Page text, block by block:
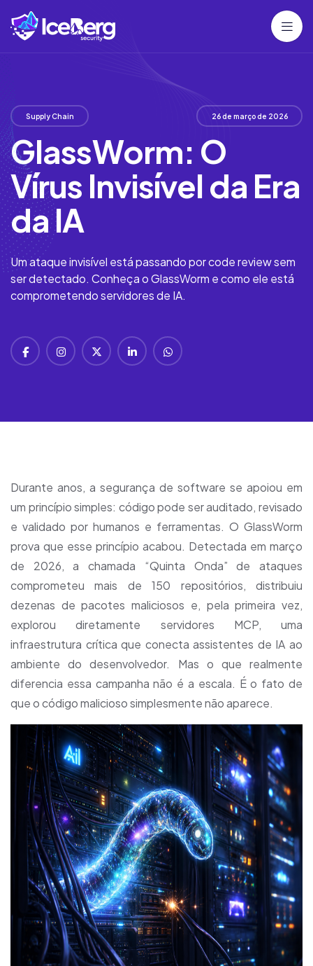
Supply Chain 26 de março de 2026
GlassWorm: O
Vírus Invisível da Era
da IA
Um ataque invisível está passando por code review sem
ser detectado. Conheça o GlassWorm e como ele está
comprometendo servidores de IA.
Durante anos, a segurança de software se apoiou em
um princípio simples: código pode ser auditado, revisado
e validado por humanos e ferramentas. O GlassWorm
prova que esse princípio acabou. Detectada em março
de 2026, a chamada “Quinta Onda” de ataques
comprometeu mais de 150 repositórios, distribuiu
dezenas de pacotes maliciosos e, pela primeira vez,
explorou diretamente servidores MCP, uma
infraestrutura crítica que conecta assistentes de IA ao
ambiente do desenvolvedor. Mas o que realmente
diferencia essa campanha não é a escala. É o fato de
que o código malicioso simplesmente não aparece.